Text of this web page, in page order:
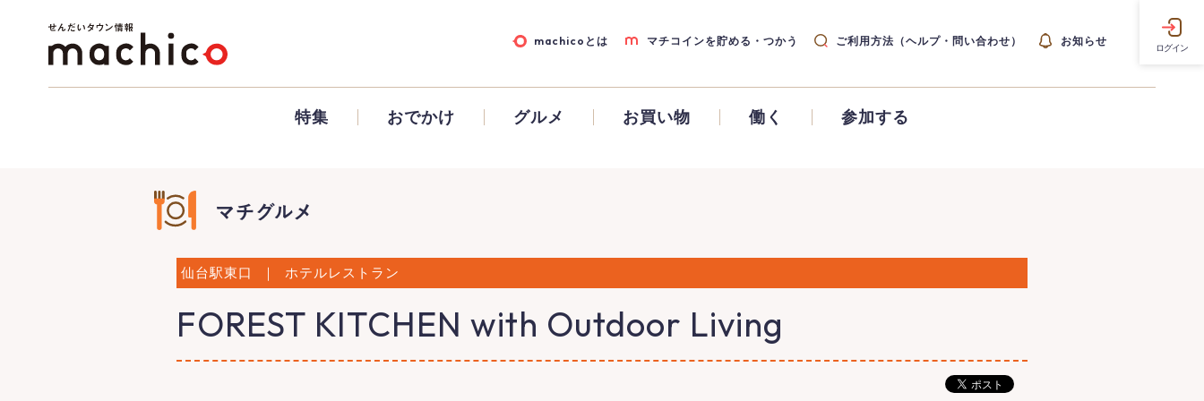
machicoとは マチコインを貯める・つかう ご利用方法（ヘルプ・問い合わせ） お知らせ
ログイン
特集 おでかけ グルメ お買い物 働く 参加する
仙台駅東口 ｜ ホテルレストラン
FOREST KITCHEN with Outdoor Living